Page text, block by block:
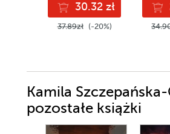
30.32 zł
37.89zł (-20%)
Kamila
pozostałe książki